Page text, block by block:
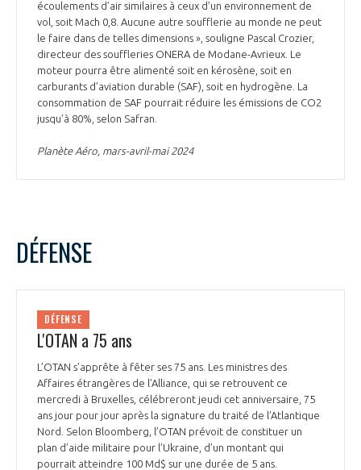
écoulements d’air similaires à ceux d’un environnement de
vol, soit Mach 0,8. Aucune autre soufflerie au monde ne peut
le faire dans de telles dimensions », souligne Pascal Crozier,
directeur des souffleries ONERA de Modane-Avrieux. Le
moteur pourra être alimenté soit en kérosène, soit en
carburants d’aviation durable (SAF), soit en hydrogène. La
consommation de SAF pourrait réduire les émissions de CO2
jusqu’à 80%, selon Safran.
Planète Aéro, mars-avril-mai 2024
DÉFENSE
DÉFENSE
L'OTAN a 75 ans
L’OTAN s’apprête à fêter ses 75 ans. Les ministres des
Affaires étrangères de l’Alliance, qui se retrouvent ce
mercredi à Bruxelles, célébreront jeudi cet anniversaire, 75
ans jour pour jour après la signature du traité de l’Atlantique
Nord. Selon Bloomberg, l’OTAN prévoit de constituer un
plan d’aide militaire pour l’Ukraine, d’un montant qui
pourrait atteindre 100 Md$ sur une durée de 5 ans.